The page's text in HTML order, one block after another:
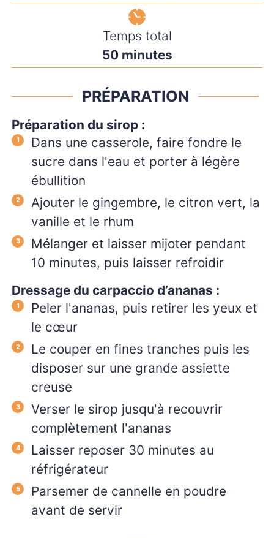
Temps total
50minutes
minutes
PRÉPARATION
Préparation du sirop :
Dans une casserole, faire fondre le
sucre dans l'eau et porter à légère
ébullition
Ajouter le gingembre, le citron vert, la
vanille et le rhum
Mélanger et laisser mijoter pendant
10 minutes, puis laisser refroidir
Dressage du carpaccio d’ananas :
Peler l'ananas, puis retirer les yeux et
le cœur
Le couper en fines tranches puis les
disposer sur une grande assiette
creuse
Verser le sirop jusqu'à recouvrir
complètement l'ananas
Laisser reposer 30 minutes au
réfrigérateur
Parsemer de cannelle en poudre
avant de servir